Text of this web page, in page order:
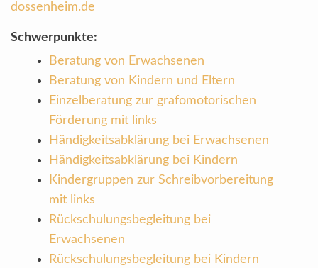
dossenheim.de
Schwerpunkte:
Beratung von Erwachsenen
Beratung von Kindern und Eltern
Einzelberatung zur grafomotorischen
Förderung mit links
Händigkeitsabklärung bei Erwachsenen
Händigkeitsabklärung bei Kindern
Kindergruppen zur Schreibvorbereitung
mit links
Rückschulungsbegleitung bei
Erwachsenen
Rückschulungsbegleitung bei Kindern